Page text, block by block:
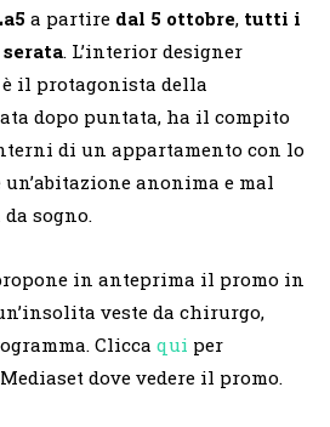
a partire dal 5 ottobre, tutti i
. L’interior designer
il protagonista della
dopo puntata, ha il compito
di un appartamento con lo
anonima e mal
sogno.
in anteprima il promo in
veste da chirurgo,
Clicca qui per
dove vedere il promo.